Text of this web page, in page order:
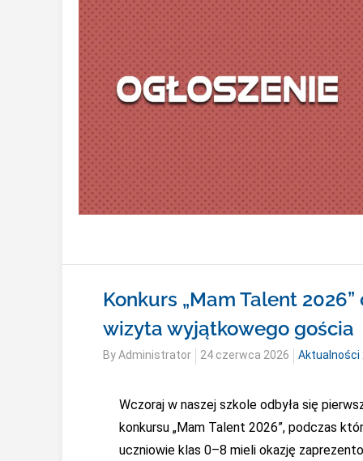
Konkurs „Mam Talent 2026”
wizyta wyjątkowego gościa
ByAdministrator
Posted
24 czerwca 2026 Aktualności
Wczoraj w naszej szkole odbyła się
konkursu „Mam Talent 2026”, podczas
uczniowie klas 0–8 mieli okazję